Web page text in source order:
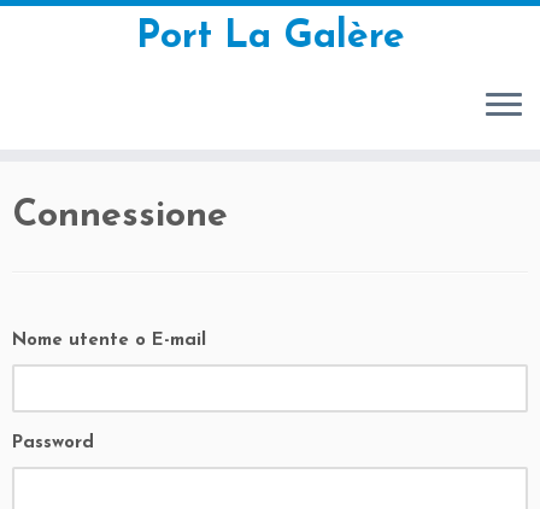
al
Port La Galère
Connessione
Nome utente o E-mail
Password